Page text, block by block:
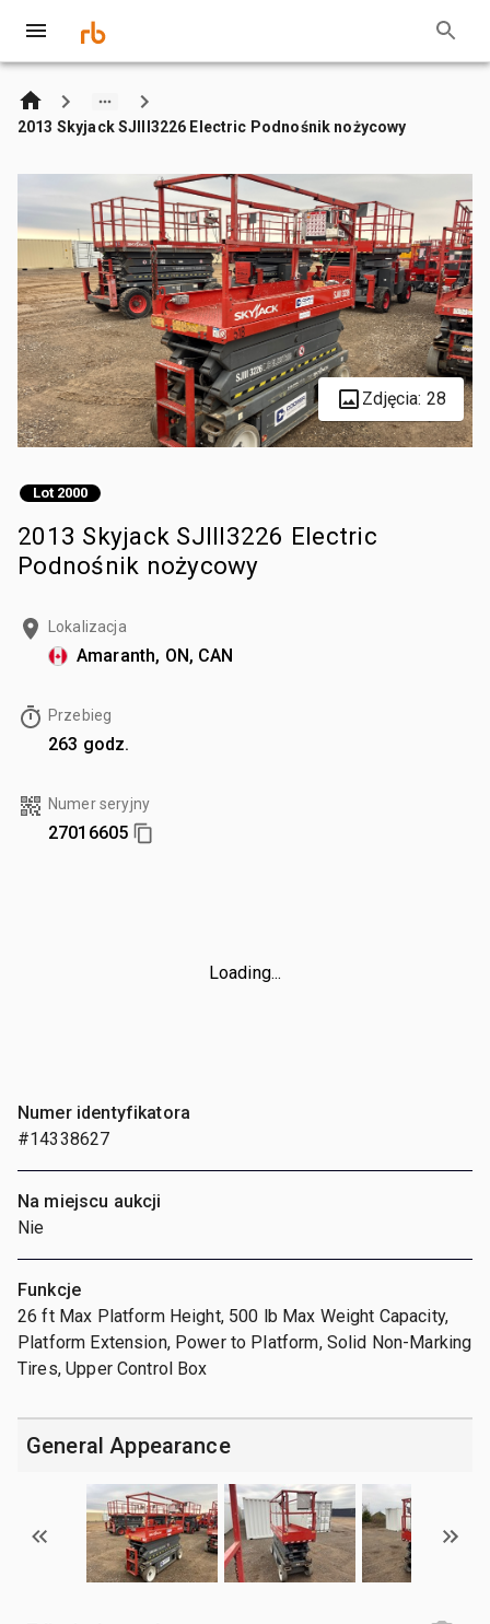
2013 Skyjack SJIII3226 Electric Podnośnik nożycowy
Zdjęcia: 28
Lot 2000
2013 Skyjack SJIII3226 Electric
Podnośnik nożycowy
Lokalizacja
Amaranth, ON, CAN
Przebieg
263 godz.
Numer seryjny
27016605
Loading...
Numer identyfikatora
#14338627
Na miejscu aukcji
Nie
Funkcje
26 ft Max Platform Height, 500 lb Max Weight Capacity,
Platform Extension, Power to Platform, Solid Non-Marking
Tires, Upper Control Box
General Appearance